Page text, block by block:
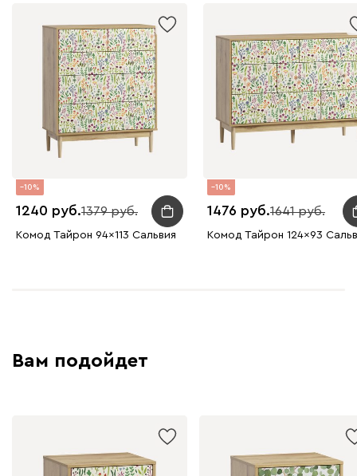
10
1240 1379
Комод Тайрон 94x113 Сальвия
10
1476 1641
Комод Тайрон 124x93
Вам подойдет